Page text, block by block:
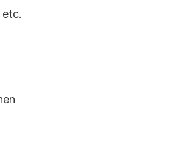
etc.